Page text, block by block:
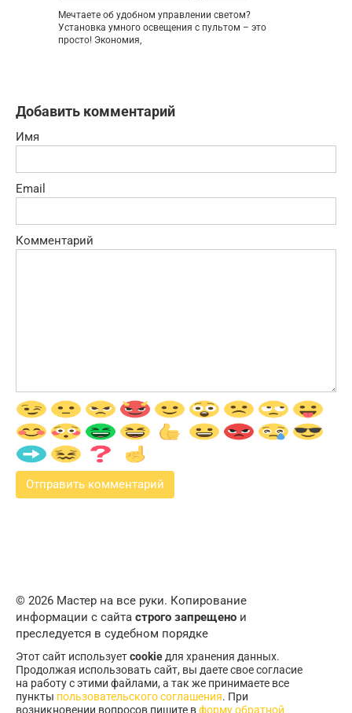
Мечтаете об удобном управлении светом?
Установка умного освещения с пультом – это
просто! Экономия,
Добавить комментарий
Имя
Email
Комментарий
© 2026 Мастер на все руки. Копирование
информации с сайта строго запрещено и
преследуется в судебном порядке
Этот сайт используетcookie для хранения данных.
Продолжая использовать сайт, вы даете свое согласие
на работу с этими файлами, а так же принимаете все
пункты пользовательского соглашения. При
возникновении вопросов пишите вформу обратной